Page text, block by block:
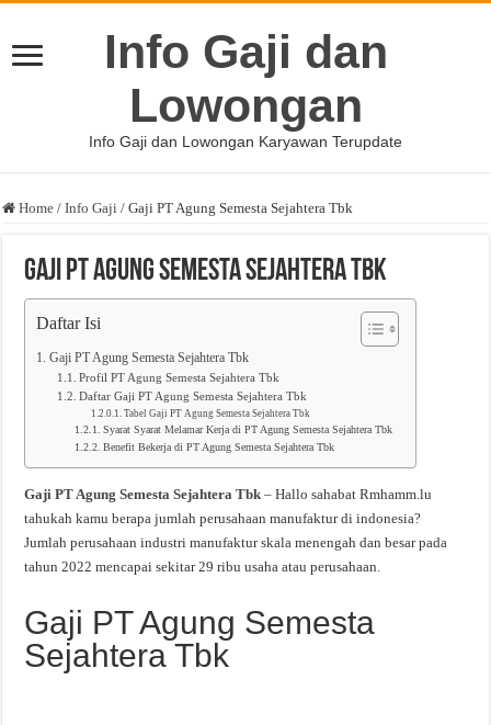
Info Gaji dan
Lowongan
Info Gaji dan Lowongan Karyawan Terupdate
Home / Info Gaji / Gaji PT Agung Semesta Sejahtera Tbk
Gaji PT Agung Semesta Sejahtera Tbk
Daftar Isi
Gaji PT Agung Semesta Sejahtera Tbk
Profil PT Agung Semesta Sejahtera Tbk
Daftar Gaji PT Agung Semesta Sejahtera Tbk
Tabel Gaji PT Agung Semesta Sejahtera Tbk
Syarat Syarat Melamar Kerja di PT Agung Semesta Sejahtera Tbk
Benefit Bekerja di PT Agung Semesta Sejahtera Tbk
Gaji PT Agung Semesta Sejahtera Tbk – Hallo sahabat Rmhamm.lu
tahukah kamu berapa jumlah perusahaan manufaktur di indonesia?
Jumlah perusahaan industri manufaktur skala menengah dan besar pada
tahun 2022 mencapai sekitar 29 ribu usaha atau perusahaan.
Gaji PT Agung Semesta
Sejahtera Tbk